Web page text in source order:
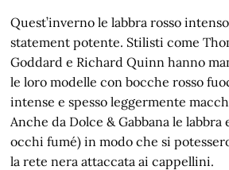
Quest’inverno le labbra rosso
statement potente. Stilisti come
Goddard e Richard Quinn hanno
le loro modelle con bocche rosso
intense e spesso leggermente
Anche da Dolce & Gabbana le labbra
occhi fumé) in modo che si
la rete nera attaccata ai cappellini.